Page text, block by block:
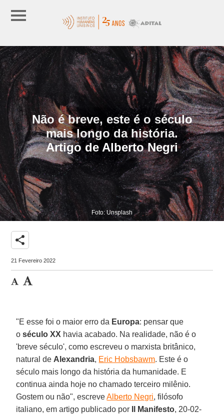
Não é breve, este é o século
mais longo da história.
Artigo de Alberto Negri
Foto: Unsplash
share
21 Fevereiro 2022
"E esse foi o maior erro da Europa: pensar que
oséculo XX havia acabado. Na realidade, não é o
'breve século', como escreveu o marxista britânico,
natural de Alexandria, Eric Hobsbawm. Este é o
século mais longo da história da humanidade. E
continua ainda hoje no chamado terceiro milênio.
Gostem ou não", escreveAlberto Negri, filósofo
italiano, em artigo publicado por
Il Manifesto, 20-02-